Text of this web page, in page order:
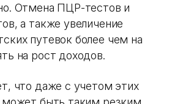
Отмена ПЦР-тестов и
а также увеличение
путевок более чем на
на рост доходов.
что даже с учетом этих